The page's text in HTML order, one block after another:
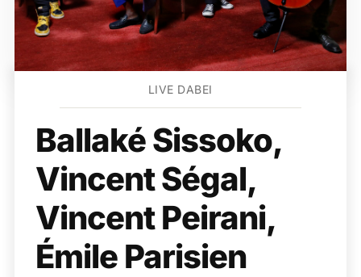
LIVE DABEI
Ballaké Sissoko,
Vincent Ségal,
Vincent Peirani,
Émile Parisien